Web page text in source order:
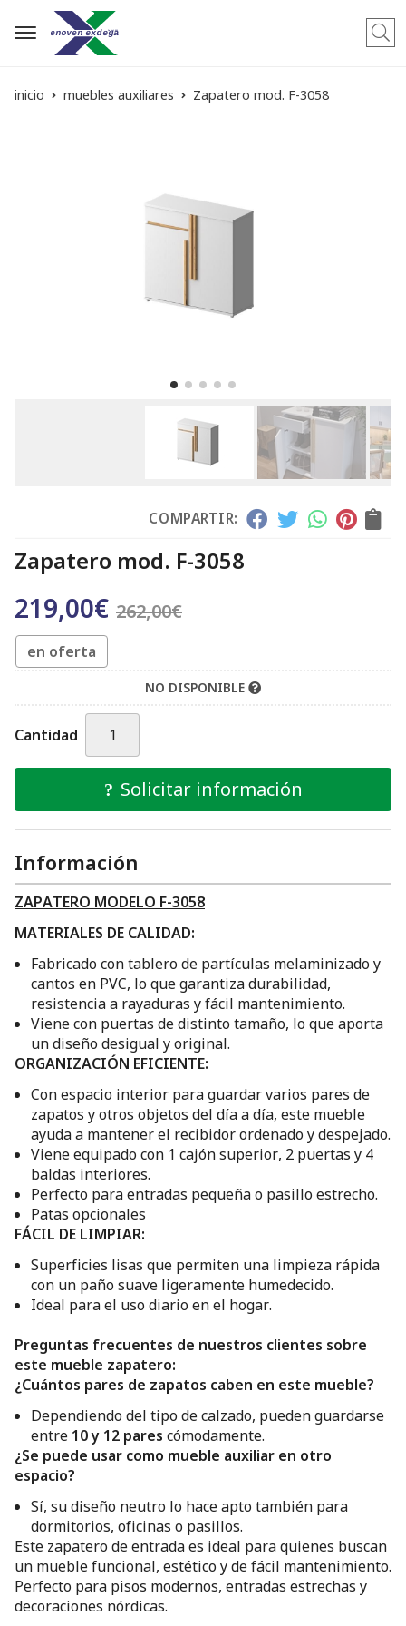
inicio muebles auxiliares Zapatero mod. F-3058
COMPARTIR:
Zapatero mod. F-3058
219,00€ 262,00€
en oferta
NO DISPONIBLE
Cantidad
Solicitar información
Información
ZAPATERO MODELO F-3058
MATERIALES DE CALIDAD:
Fabricado con tablero de partículas melaminizado y
cantos en PVC, lo que garantiza durabilidad,
resistencia a rayaduras y fácil mantenimiento.
Viene con puertas de distinto tamaño, lo que aporta
un diseño desigual y original.
ORGANIZACIÓN EFICIENTE:
Con espacio interior para guardar varios pares de
zapatos y otros objetos del día a día, este mueble
ayuda a mantener el recibidor ordenado y despejado.
Viene equipado con 1 cajón superior, 2 puertas y 4
baldas interiores.
Perfecto para entradas pequeña o pasillo estrecho.
Patas opcionales
FÁCIL DE LIMPIAR:
Superficies lisas que permiten una limpieza rápida
con un paño suave ligeramente humedecido.
Ideal para el uso diario en el hogar.
Preguntas frecuentes de nuestros clientes sobre
este mueble zapatero:
¿Cuántos pares de zapatos caben en este mueble?
Dependiendo del tipo de calzado, pueden guardarse
entre 10 y 12 pares cómodamente.
¿Se puede usar como mueble auxiliar en otro
espacio?
Sí, su diseño neutro lo hace apto también para
dormitorios, oficinas o pasillos.
Este zapatero de entrada es ideal para quienes buscan
un mueble funcional, estético y de fácil mantenimiento.
Perfecto para pisos modernos, entradas estrechas y
decoraciones nórdicas.